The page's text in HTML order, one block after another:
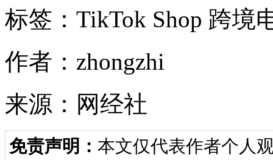
标签：TikTok Shop 跨境
作者：zhongzhi
来源：网经社
免责声明： 本文仅代表作者个人